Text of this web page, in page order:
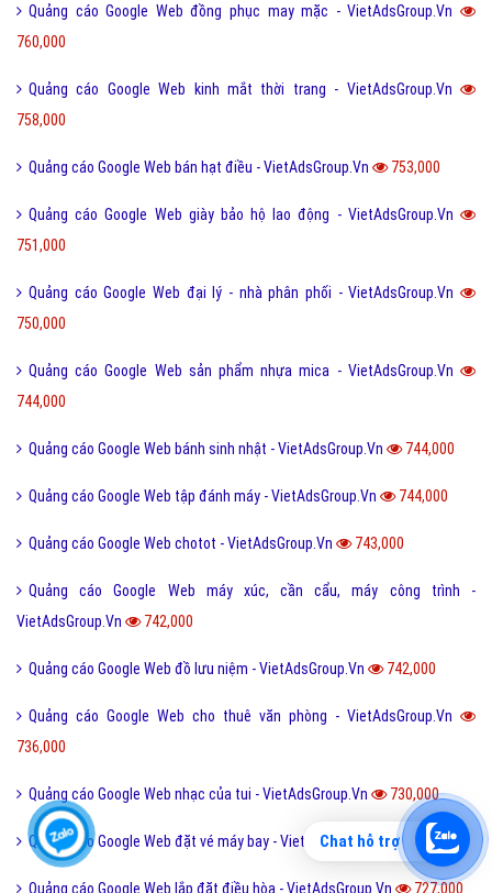
Quảng cáo Google Web đồng phục may mặc - VietAdsGroup.Vn
760,000
Quảng cáo Google Web kinh mắt thời trang - VietAdsGroup.Vn
758,000
Quảng cáo Google Web bán hạt điều - VietAdsGroup.Vn 753,000
Quảng cáo Google Web giày bảo hộ lao động - VietAdsGroup.Vn
751,000
Quảng cáo Google Web đại lý - nhà phân phối - VietAdsGroup.Vn
750,000
Quảng cáo Google Web sản phẩm nhựa mica - VietAdsGroup.Vn
744,000
Quảng cáo Google Web bánh sinh nhật - VietAdsGroup.Vn 744,000
Quảng cáo Google Web tập đánh máy - VietAdsGroup.Vn 744,000
Quảng cáo Google Web chotot - VietAdsGroup.Vn 743,000
Quảng cáo Google Web máy xúc, cần cẩu, máy công trình -
VietAdsGroup.Vn
742,000
Quảng cáo Google Web đồ lưu niệm - VietAdsGroup.Vn 742,000
Quảng cáo Google Web cho thuê văn phòng - VietAdsGroup.Vn
736,000
Quảng cáo Google Web nhạc của tui - VietAdsGroup.Vn 730,000
Quảng cáo Google Web đặt vé máy bay - VietAdsGroup.Vn 730,000
Quảng cáo Google Web lắp đặt điều hòa - VietAdsGroup.Vn 727,000
Chat hỗ trợ